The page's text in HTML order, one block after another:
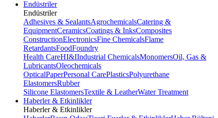
Endüstriler
Endüstriler
Adhesives & SealantsAgrochemicalsCatering &
EquipmentCeramicsCoatings & InksComposites
ConstructionElectronicsFine ChemicalsFlame
RetardantsFoodFoundry
Health CareHI&IIndustrial ChemicalsMonomersOil, Gas &
LubricantsOleochemicals
OpticalPaperPersonal CarePlasticsPolyurethane
ElastomersRubber
Silicone ElastomersTextile & LeatherWater Treatment
Haberler & Etkinlikler
Haberler & Etkinlikler